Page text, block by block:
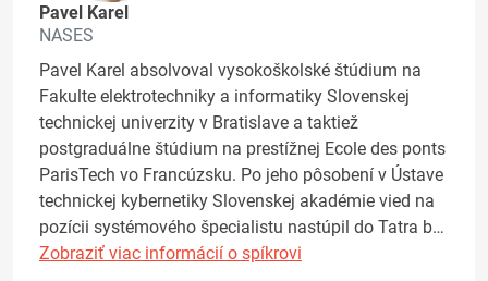
Pavel Karel
NASES
Pavel Karel absolvoval vysokoškolské štúdium na
Fakulte elektrotechniky a informatiky Slovenskej
technickej univerzity v Bratislave a taktiež
postgraduálne štúdium na prestížnej Ecole des ponts
ParisTech vo Francúzsku. Po jeho pôsobení v Ústave
technickej kybernetiky Slovenskej akadémie vied na
pozícii systémového špecialistu nastúpil do Tatra b…
Zobraziť viac informácií o spíkrovi